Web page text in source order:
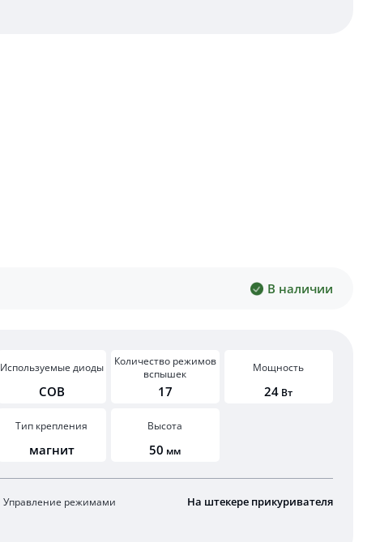
В наличии
Используемые диоды
COB
Количество режимов
вспышек
17
Мощность
24 Вт
Тип крепления
магнит
Высота
50 мм
Управление режимами На штекере прикуривателя